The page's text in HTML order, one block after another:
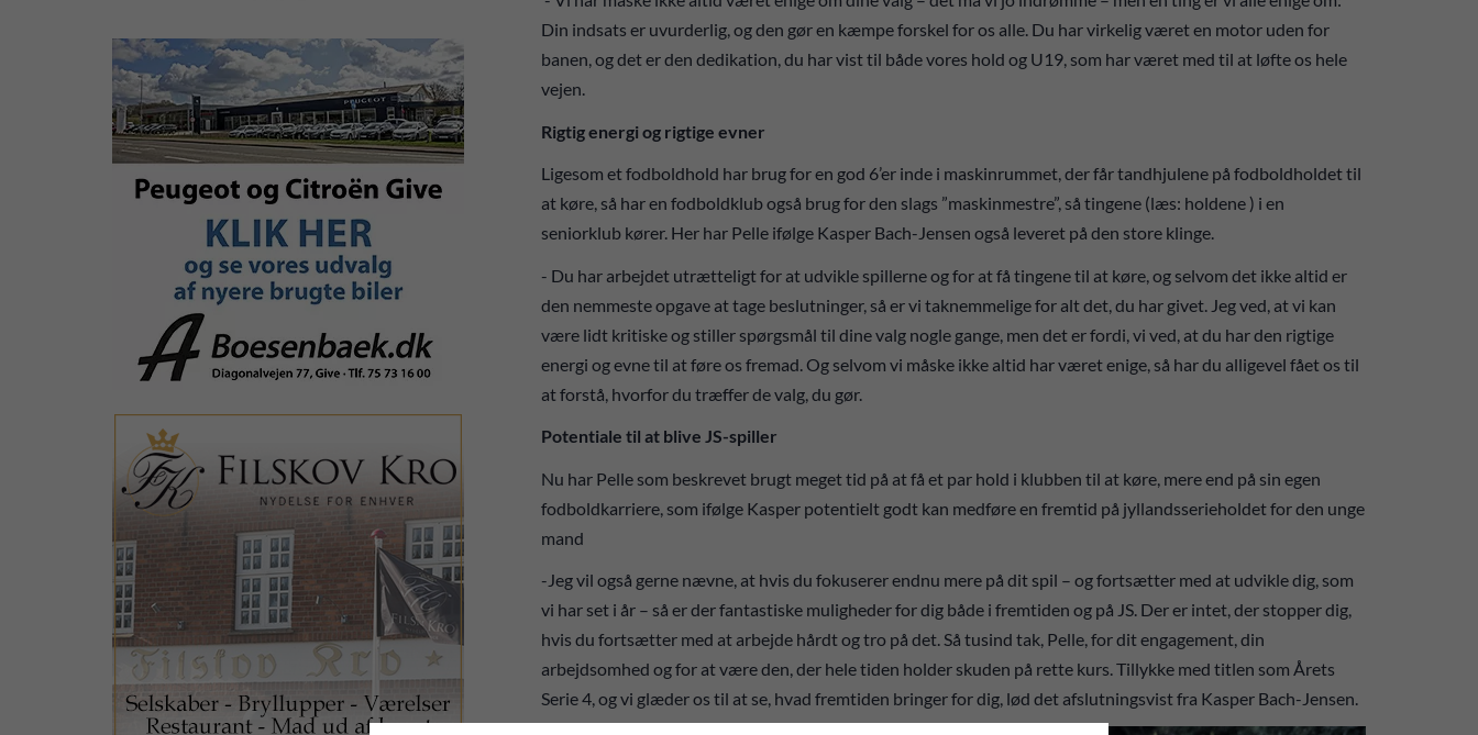
Din indsats er uvurderlig, og den gør en kæmpe forskel for os alle. Du har virkelig været en motor uden for
banen, og det er den dedikation, du har vist til både vores hold og U19, som har været med til at løfte os hele
vejen.
Rigtig energi og rigtige evner
Ligesom et fodboldhold har brug for en god 6’er inde i maskinrummet, der får tandhjulene på fodboldholdet til
at køre, så har en fodboldklub også brug for den slags ”maskinmestre”, så tingene (læs: holdene ) i en
seniorklub kører. Her har Pelle ifølge Kasper Bach-Jensen også leveret på den store klinge.
- Du har arbejdet utrætteligt for at udvikle spillerne og for at få tingene til at køre, og selvom det ikke altid er
den nemmeste opgave at tage beslutninger, så er vi taknemmelige for alt det, du har givet. Jeg ved, at vi kan
være lidt kritiske og stiller spørgsmål til dine valg nogle gange, men det er fordi, vi ved, at du har den rigtige
energi og evne til at føre os fremad. Og selvom vi måske ikke altid har været enige, så har du alligevel fået os til
at forstå, hvorfor du træffer de valg, du gør.
Potentiale til at blive JS-spiller
Nu har Pelle som beskrevet brugt meget tid på at få et par hold i klubben til at køre, mere end på sin egen
fodboldkarriere, som ifølge Kasper potentielt godt kan medføre en fremtid på jyllandsserieholdet for den unge
mand
-Jeg vil også gerne nævne, at hvis du fokuserer endnu mere på dit spil – og fortsætter med at udvikle dig, som
vi har set i år – så er der fantastiske muligheder for dig både i fremtiden og på JS. Der er intet, der stopper dig,
hvis du fortsætter med at arbejde hårdt og tro på det. Så tusind tak, Pelle, for dit engagement, din
arbejdsomhed og for at være den, der hele tiden holder skuden på rette kurs. Tillykke med titlen som Årets
Serie 4, og vi glæder os til at se, hvad fremtiden bringer for dig, lød det afslutningsvist fra Kasper Bach-Jensen.